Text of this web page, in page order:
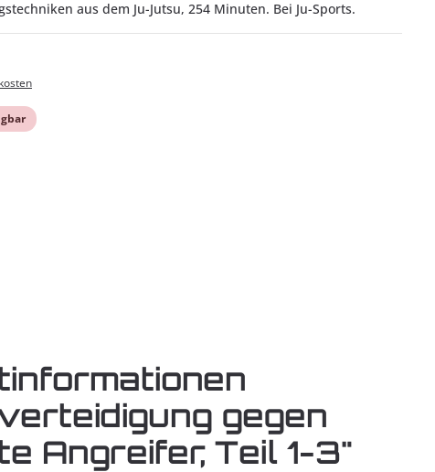
aus dem Ju-Jutsu, 254 Minuten. Bei Ju-Sports.
gegen
Angreifer, Teil 1-3"